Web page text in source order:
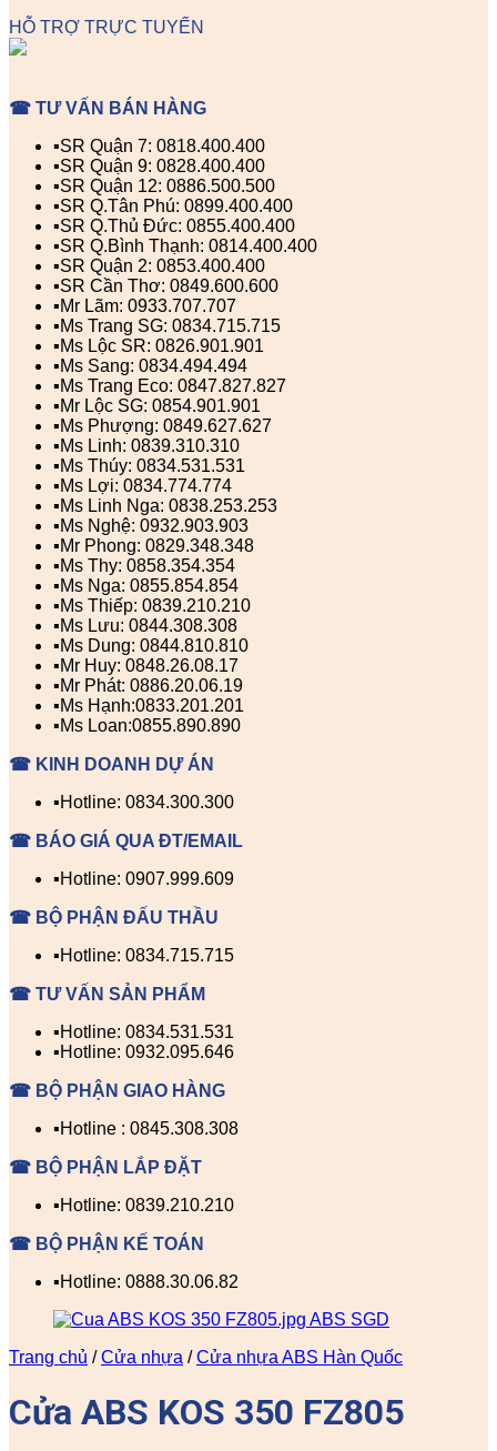
HỖ TRỢ TRỰC TUYẾN
☎ TƯ VẤN BÁN HÀNG
▪️SR Quận 7: 0818.400.400
▪️SR Quận 9: 0828.400.400
▪️SR Quận 12: 0886.500.500
▪️SR Q.Tân Phú: 0899.400.400
▪️SR Q.Thủ Đức: 0855.400.400
▪️SR Q.Bình Thạnh: 0814.400.400
▪️SR Quận 2: 0853.400.400
▪️SR Cần Thơ: 0849.600.600
▪️Mr Lãm: 0933.707.707
▪️Ms Trang SG: 0834.715.715
▪️Ms Lộc SR: 0826.901.901
▪️Ms Sang: 0834.494.494
▪️Ms Trang Eco: 0847.827.827
▪️Mr Lộc SG: 0854.901.901
▪️Ms Phượng: 0849.627.627
▪️Ms Linh: 0839.310.310
▪️Ms Thúy: 0834.531.531
▪️Ms Lợi: 0834.774.774
▪️Ms Linh Nga: 0838.253.253
▪️Ms Nghệ: 0932.903.903
▪️Mr Phong: 0829.348.348
▪️Ms Thy: 0858.354.354
▪️Ms Nga: 0855.854.854
▪️Ms Thiếp: 0839.210.210
▪️Ms Lưu: 0844.308.308
▪️Ms Dung: 0844.810.810
▪️Mr Huy: 0848.26.08.17
▪️Mr Phát: 0886.20.06.19
▪️Ms Hạnh:0833.201.201
▪️Ms Loan:0855.890.890
☎ KINH DOANH DỰ ÁN
▪️Hotline: 0834.300.300
☎ BÁO GIÁ QUA ĐT/EMAIL
▪️Hotline: 0907.999.609
☎ BỘ PHẬN ĐẤU THẦU
▪️Hotline: 0834.715.715
☎ TƯ VẤN SẢN PHẨM
▪️Hotline: 0834.531.531
▪️Hotline: 0932.095.646
☎ BỘ PHẬN GIAO HÀNG
▪️Hotline : 0845.308.308
☎ BỘ PHẬN LẮP ĐẶT
▪️Hotline: 0839.210.210
☎ BỘ PHẬN KẾ TOÁN
▪️Hotline: 0888.30.06.82
Trang chủ / Cửa nhựa / Cửa nhựa ABS Hàn Quốc
Cửa ABS KOS 350 FZ805